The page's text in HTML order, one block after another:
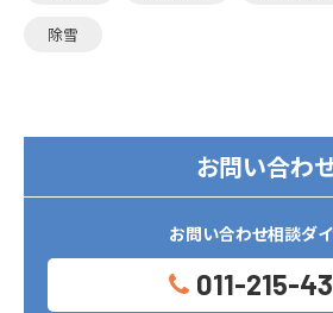
除雪
お問い合わ
お問い合わせ相談ダ
011-215-